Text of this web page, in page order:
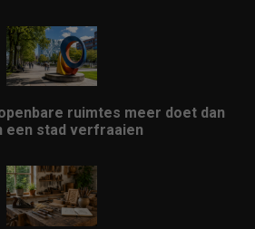
ruimtes meer doet dan
een stad verfraaien